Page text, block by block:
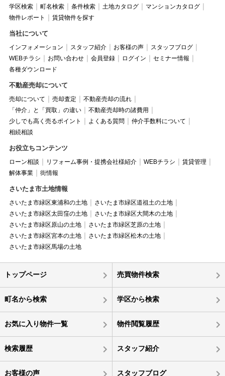
学区検索 町名検索 条件検索 土地カタログ
マンションカタログ
物件レポート
賃貸物件を探す
当社について
インフォメーション スタッフ紹介 お客様の声
スタッフブログ
WEBチラシ
お問い合わせ 会員登録 ログイン
セミナー情報
各種ダウンロード
不動産売却について
売却について 売却査定
不動産売却の流れ
「仲介」と「買取」の違い
不動産売却時の諸費用
少しでも高く売るポイント
よくある質問
仲介手数料について
相続相談
お役立ちコンテンツ
ローン相談 リフォーム事例・提携会社様紹介 WEBチラシ
賃貸管理
解体事業
街情報
さいたま市土地情報
さいたま市緑区東浦和の土地
さいたま市緑区道祖土の土地
さいたま市緑区太田窪の土地
さいたま市緑区大間木の土地
さいたま市緑区原山の土地
さいたま市緑区芝原の土地
さいたま市緑区宮本の土地
さいたま市緑区松木の土地
さいたま市緑区馬場の土地
トップページ 売買物件検索
町名から検索 学区から検索
お気に入り物件一覧 物件閲覧履歴
検索履歴 スタッフ紹介
お客様の声 スタッフブログ